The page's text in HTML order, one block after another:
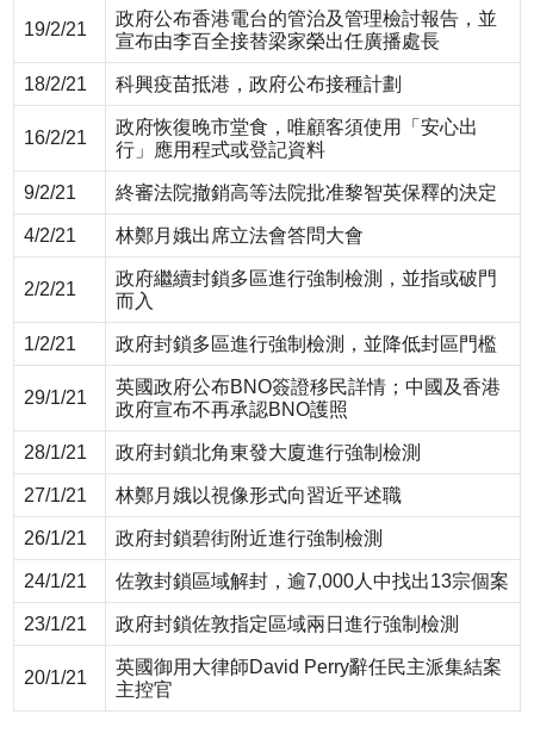
19/2/21
政府公布香港電台的管治及管理檢討報告，並
宣布由李百全接替梁家榮出任廣播處長
18/2/21 科興疫苗抵港，政府公布接種計劃
16/2/21
政府恢復晚市堂食，唯顧客須使用「安心出
行」應用程式或登記資料
9/2/21 終審法院撤銷高等法院批准黎智英保釋的決定
4/2/21 林鄭月娥出席立法會答問大會
2/2/21
政府繼續封鎖多區進行強制檢測，並指或破門
而入
1/2/21 政府封鎖多區進行強制檢測，並降低封區門檻
29/1/21
英國政府公布BNO簽證移民詳情；中國及香港
政府宣布不再承認BNO護照
28/1/21 政府封鎖北角東發大廈進行強制檢測
27/1/21 林鄭月娥以視像形式向習近平述職
26/1/21 政府封鎖碧街附近進行強制檢測
24/1/21 佐敦封鎖區域解封，逾7,000人中找出13宗個案
23/1/21 政府封鎖佐敦指定區域兩日進行強制檢測
20/1/21
英國御用大律師David Perry辭任民主派集結案
主控官